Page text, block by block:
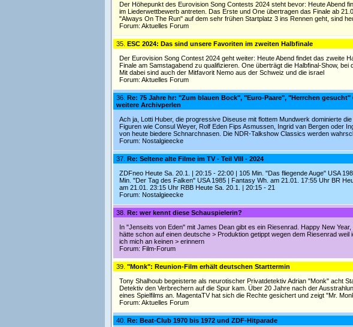
Der Höhepunkt des Eurovision Song Contests 2024 steht bevor: Heute Abend
im Liederwettbewerb antreten. Das Erste und One übertragen das Finale ab
"Always On The Run" auf dem sehr frühen Startplatz 3 ins Rennen geht, sind
Forum: Aktuelles Forum
35. ESC 2024: Das sind unsere Favoriten im zweiten Halbfinale
Der Eurovision Song Contest 2024 geht weiter: Heute Abend findet das zweite
Finale am Samstagabend zu qualifizieren. One überträgt die Halbfinal-Show,
Mit dabei sind auch der Mitfavorit Nemo aus der Schweiz und die israel
Forum: Aktuelles Forum
36. Re: 75 Jahre hr: "Zum blauen Bock", "Euro-Paare", "Herrchen gesucht"
weitere Archivperlen
Ach ja, Lotti Huber, die progressive Diseuse mit flottem Mundwerk dominierte
Figuren wie Consul Weyer, Rolf Eden Fips Asmussen, Ingrid van Bergen oder
von heute biedere Schnarchnasen. Die NDR-Talkshow Classics werden
Forum: Nostalgieecke
37. Re: Seltene alte Filme im TV - Teil VIII - 2024
ZDFneo Heute Sa. 20.1. | 20:15 - 22:00 | 105 Min. "Das fliegende Auge" USA
Min. "Der Tag des Falken" USA 1985 | Fantasy Wh. am 21.01. 17:55 Uhr BR
am 21.01. 23:15 Uhr RBB Heute Sa. 20.1. | 20:15 - 21
Forum: Nostalgieecke
38. Re: wer kennt diese Schauspielerin?
In "Jenseits von Eden" mit James Dean gibt es ein Riesenrad. Happy New
hätte schon auf einen deutsche > Produktion getippt wegen dem Riesenrad
ich mich an keinen > erinnern
Forum: Film-Forum
39. "Monk": Reunion-Film erhält deutschen Starttermin
Tony Shalhoub begeisterte als neurotischer Privatdetektiv Adrian "Monk" acht
Detektiv den Verbrechern auf die Spur kam. Über 20 Jahre nach der
eines Spielfilms an. MagentaTV hat sich die Rechte gesichert und zeigt "Mr.
Forum: Aktuelles Forum
40. Re: Beat-Club 1970 bis 1972 und ZDF-Hitparade